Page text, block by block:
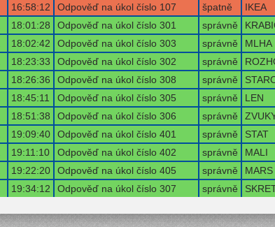
16:58:12 Odpověď na úkol číslo 107 špatně IKEA
18:01:28 Odpověď na úkol číslo 301 správně
18:02:42 Odpověď na úkol číslo 303 správně MLHA
18:23:33 Odpověď na úkol číslo 302 správně
18:26:36 Odpověď na úkol číslo 308 správně
18:45:11 Odpověď na úkol číslo 305 správně LEN
18:51:38 Odpověď na úkol číslo 306 správně
19:09:40 Odpověď na úkol číslo 401 správně STAT
19:11:10 Odpověď na úkol číslo 402 správně MALI
19:22:20 Odpověď na úkol číslo 405 správně MARS
19:34:12 Odpověď na úkol číslo 307 správně